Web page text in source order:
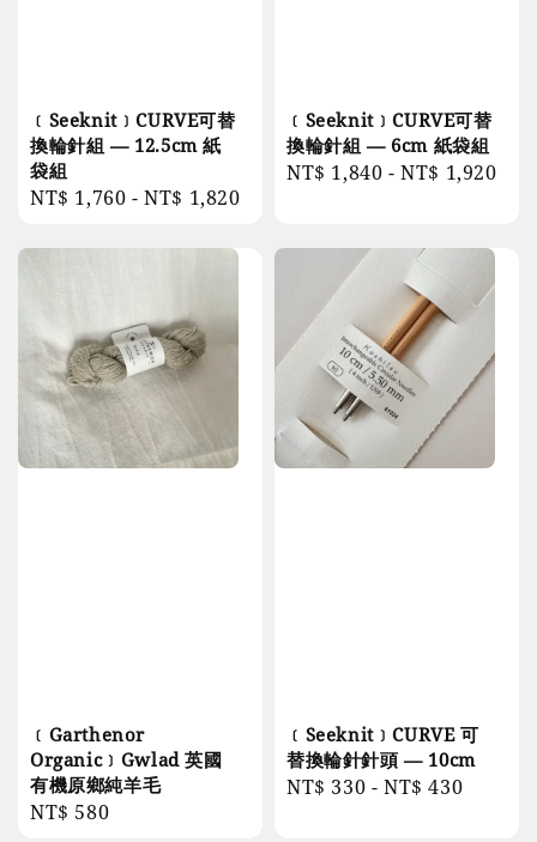
﹝Seeknit﹞CURVE可替
換輪針組 — 12.5cm 紙
袋組
Regular
NT$ 1,760 -NT$ 1,820
﹝Seeknit﹞CURVE可替
換輪針組 — 6cm 紙袋組
Regular
NT$ 1,840 -NT$ 1,920
﹝Garthenor
Organic﹞Gwlad 英國
有機原鄉純羊毛
Regular
NT$ 580
﹝Seeknit﹞CURVE 可
替換輪針針頭 — 10cm
Regular
NT$ 330 -NT$ 430